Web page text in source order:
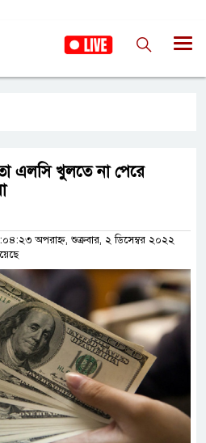
এলসি খুলতে না পেরে
অপরাহ্ন, শুক্রবার, ২ ডিসেম্বর ২০২২